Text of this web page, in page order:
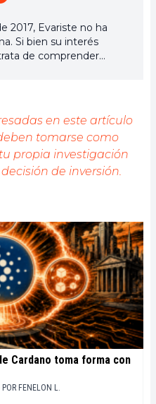
2017, Evariste no ha
Si bien su interés
de comprender
un trabajo de alta
del sector en su
en este artículo
tomarse como
propia investigación
de inversión.
Cardano toma forma con
POR FENELON L.